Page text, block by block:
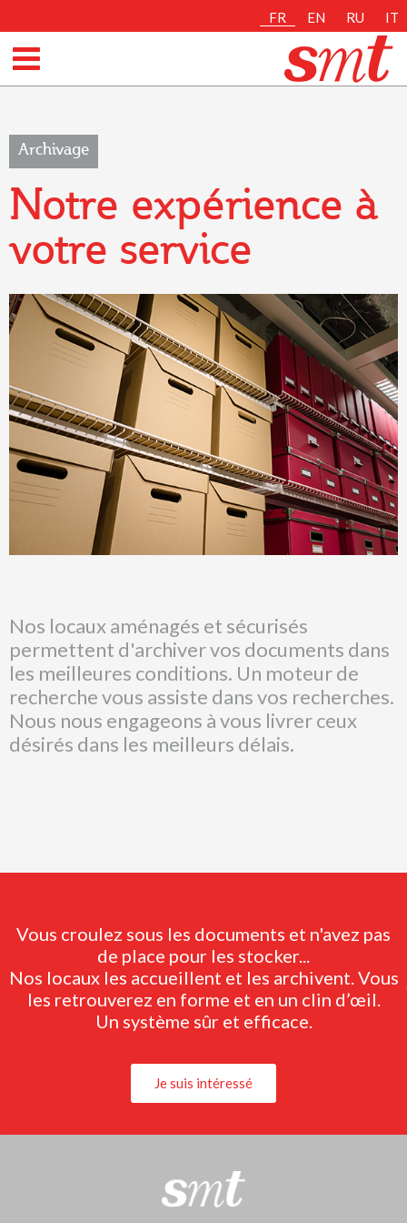
FR EN RU IT
Archivage
Notre expérience à
votre service
Nos locaux aménagés et sécurisés
permettent d'archiver vos documents dans
les meilleures conditions. Un moteur de
recherche vous assiste dans vos recherches.
Nous nous engageons à vous livrer ceux
désirés dans les meilleurs délais.
Vous croulez sous les documents et n'avez pas
de place pour les stocker...
Nos locaux les accueillent et les archivent. Vous
les retrouverez en forme et en un clin d’œil.
Un système sûr et efficace.
Je suis intéressé